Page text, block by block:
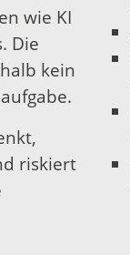
wie KI
Die
kein
riskiert